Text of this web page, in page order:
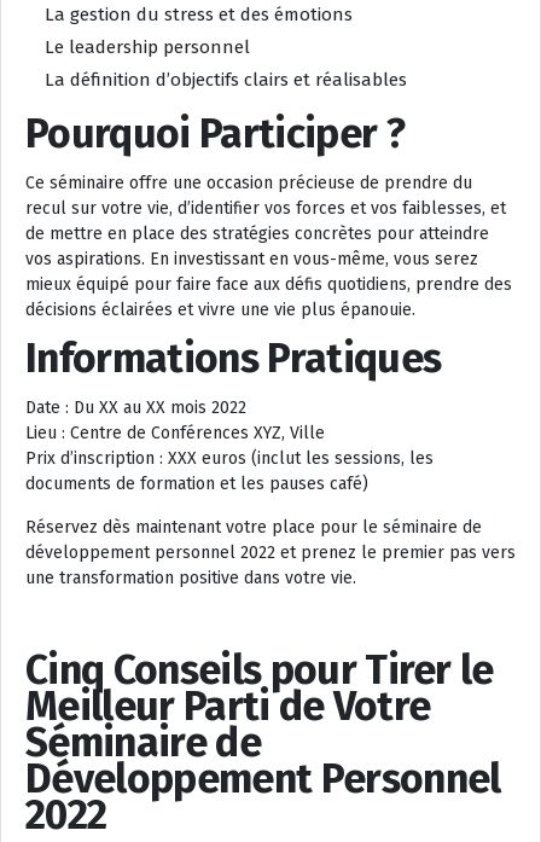
La gestion du stress et des émotions
Le leadership personnel
La définition d’objectifs clairs et réalisables
Pourquoi Participer ?
Ce séminaire offre une occasion précieuse de prendre du
recul sur votre vie, d’identifier vos forces et vos faiblesses, et
de mettre en place des stratégies concrètes pour atteindre
vos aspirations. En investissant en vous-même, vous serez
mieux équipé pour faire face aux défis quotidiens, prendre des
décisions éclairées et vivre une vie plus épanouie.
Informations Pratiques
Date : Du XX au XX mois 2022
Lieu : Centre de Conférences XYZ, Ville
Prix d’inscription : XXX euros (inclut les sessions, les
documents de formation et les pauses café)
Réservez dès maintenant votre place pour le séminaire de
développement personnel 2022 et prenez le premier pas vers
une transformation positive dans votre vie.
Cinq Conseils pour Tirer le
Meilleur Parti de Votre
Séminaire de
Développement Personnel
2022